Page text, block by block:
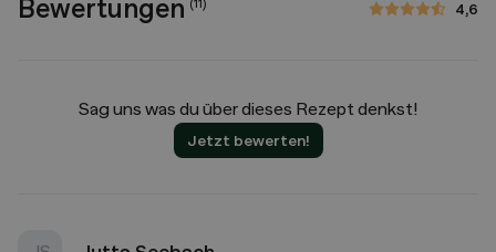
Bewertungen (11) 4,6
4,6 von 5 Sternen
Sag uns was du über dieses Rezept denkst!
Jetzt bewerten!